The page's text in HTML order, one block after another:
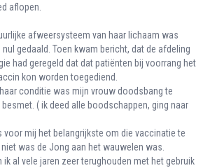
aflopen.
afweersysteem van haar lichaam was
gedaald. Toen kwam bericht, dat de afdeling
had geregeld dat dat patiënten bij voorrang het
kon worden toegediend.
conditie was mijn vrouw doodsbang te
( ik deed alle boodschappen, ging naar
voor mij het belangrijkste om die vaccinatie te
was de Jong aan het wauwelen was.
ik al vele jaren zeer terughouden met het gebruik